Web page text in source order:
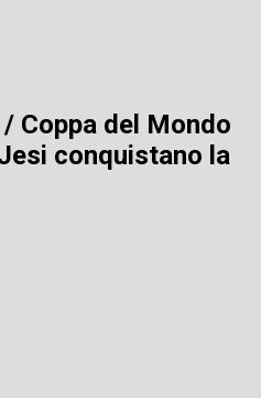
Coppa del Mondo
conquistano la